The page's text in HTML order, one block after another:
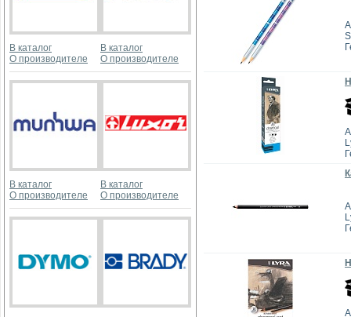
В каталог
О производителе
В каталог
О производителе
В каталог
О производителе
В каталог
О производителе